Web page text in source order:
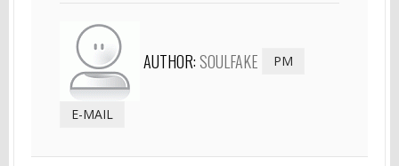
AUTHOR:SOULFAKE PM
E-MAIL